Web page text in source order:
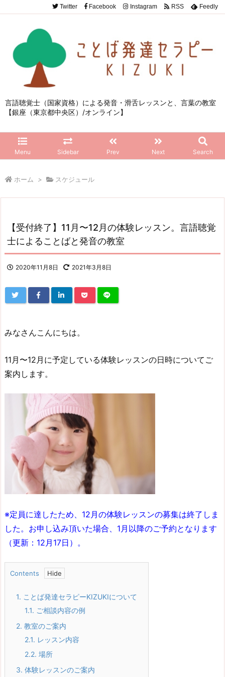
言語聴覚士（国家資格）による発音・滑舌レッスンと、言葉の教室
【銀座（東京都中央区）/オンライン】
Menu Sidebar Prev Next Search
Twitter Facebook Instagram RSS Feedly
ホーム > スケジュール
【受付終了】11月〜12月の体験レッスン。言語聴覚
士によることばと発音の教室
2020年11月8日 2021年3月8日
みなさんこんにちは。
11月〜12月に予定している体験レッスンの日時についてご
案内します。
※定員に達したため、 12月の体験レッスンの募集は終了しま
した。お申し込み頂いた場合、1月以降のご予約となります
（更新：12月17日）。
Contents
1. ことば発達セラピーKIZUKIについて
1.1. ご相談内容の例
2. 教室のご案内
2.1. レッスン内容
2.2. 場所
3. 体験レッスンのご案内